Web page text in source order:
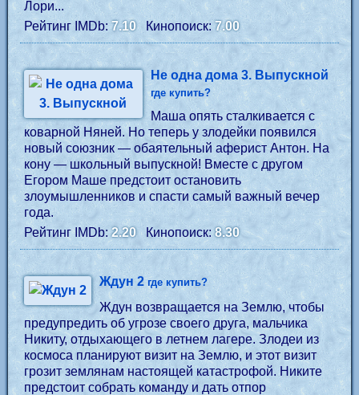
Лори...
Рейтинг IMDb:7.10Кинопоиск:7.00
Не одна дома 3. Выпускной
где купить?
Маша опять сталкивается с
коварной Няней. Но теперь у злодейки появился
новый союзник — обаятельный аферист Антон. На
кону — школьный выпускной! Вместе с другом
Егором Маше предстоит остановить
злоумышленников и спасти самый важный вечер
года.
Рейтинг IMDb:2.20Кинопоиск: 8.30
Ждун 2 где купить?
Ждун возвращается на Землю, чтобы
предупредить об угрозе своего друга, мальчика
Никиту, отдыхающего в летнем лагере. Злодеи из
космоса планируют визит на Землю, и этот визит
грозит землянам настоящей катастрофой. Никите
предстоит собрать команду и дать отпор